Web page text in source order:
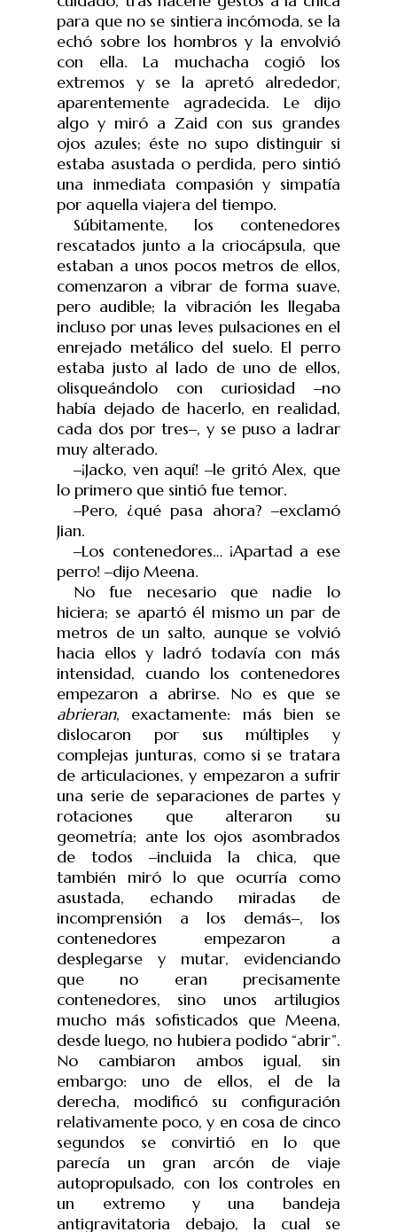
para que no se sintiera incómoda, se la
echó sobre los hombros y la envolvió
con ella. La muchacha cogió los
extremos y se la apretó alrededor,
aparentemente agradecida. Le dijo
algo y miró a Zaid con sus grandes
ojos azules; éste no supo distinguir si
estaba asustada o perdida, pero sintió
una inmediata compasión y simpatía
por aquella viajera del tiempo.
Súbitamente, los contenedores
rescatados junto a la criocápsula, que
estaban a unos pocos metros de ellos,
comenzaron a vibrar de forma suave,
pero audible; la vibración les llegaba
incluso por unas leves pulsaciones en el
enrejado metálico del suelo. El perro
estaba justo al lado de uno de ellos,
olisqueándolo con curiosidad‒no
había dejado de hacerlo, en realidad,
cada dos por tres‒, y se puso a ladrar
muy alterado.
‒¡Jacko, ven aquí!‒le gritóAlex, que
lo primero que sintió fue temor.
‒Pero, ¿qué pasa ahora?‒exclamó
Jian.
‒Los contenedores… ¡Apartad a ese
perro!‒dijo Meena.
No fue necesario que nadie lo
hiciera; se apartó él mismo un par de
metros de un salto, aunque se volvió
hacia ellos y ladró todavía con más
intensidad, cuando los contenedores
empezaron a abrirse. No es que se
abrieran, exactamente: más bien se
dislocaron por sus múltiples y
complejas junturas, como si se tratara
de articulaciones, y empezaron a sufrir
una serie de separaciones de partes y
rotaciones que alteraron su
geometría; ante los ojos asombrados
de todos‒incluida la chica, que
también miró lo que ocurría como
asustada, echando miradas de
incomprensión a los demás‒, los
contenedores empezaron a
desplegarse y mutar, evidenciando
que no eran precisamente
contenedores, sino unos artilugios
mucho más sofisticados que Meena,
desde luego, no hubiera podido “abrir”.
No cambiaron ambos igual, sin
embargo: uno de ellos, el de la
derecha, modificó su configuración
relativamente poco, y en cosa de cinco
segundos se convirtió en lo que
parecía un gran arcón de viaje
autopropulsado, con los controles en
un extremo y una bandeja
antigravitatoria debajo, la cual se